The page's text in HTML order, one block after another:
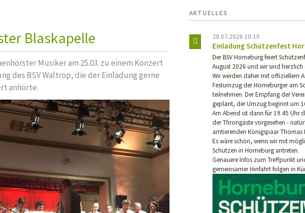
Blaskapelle
Musiker am 25.03. zu einem Konzert
des BSV Waltrop, die der Einladung gerne
anhörte.
AKTUELLES
28.07.2026 10:10
Einladung Schützenfest
Der BSV Horneburg feiert
August 2026 und wir sind herzlich
Wir werden daher mit offiziellem
Festumzug der Horneburger am
teilnehmen. Der Empfang der
geplant, der Umzug beginnt um
Am Abend ist dann für 19.45 Uhr
der Throngäste vorgesehen -
amtierenden Königspaar Thomas
Es wäre schön, wenn wir mit
Schützen in Horneburg antreten.
Genauere Infos zum Treffpunkt
gemeinsamer Hinfahrt folgen in